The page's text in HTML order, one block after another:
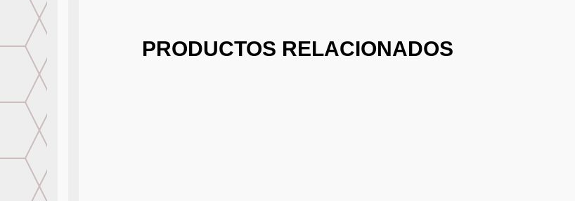
PRODUCTOS RELACIONADOS